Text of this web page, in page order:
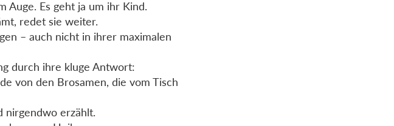
Auge. Es geht ja um ihr Kind.
redet sie weiter.
– auch nicht in ihrer maximalen
durch ihre kluge Antwort:
von den Brosamen, die vom Tisch
nirgendwo erzählt.